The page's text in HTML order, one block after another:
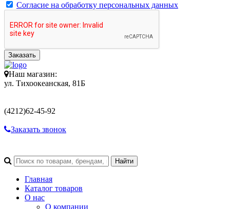
Согласие на обработку персональных данных
Заказать
Наш магазин:
ул. Тихоокеанская, 81Б
(4212)62-45-92
Заказать звонок
Главная
Каталог товаров
О нас
О компании